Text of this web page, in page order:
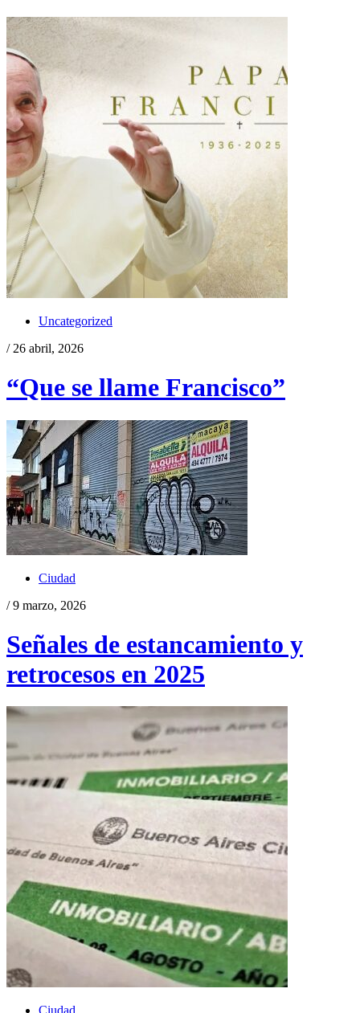
Uncategorized
/ 26 abril, 2026
“Que se llame Francisco”
Ciudad
/ 9 marzo, 2026
Señales de estancamiento y
retrocesos en 2025